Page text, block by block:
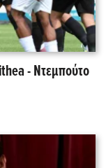
- Ντεμπούτο